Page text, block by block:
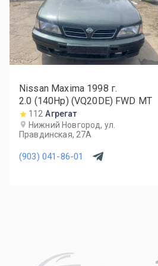
Nissan Maxima 1998 г.
2.0 (140Hp) (VQ20DE) FWD MT
112 Агрегат
Нижний Новгород, ул.
Правдинская, 27А
(903) 041-86-01